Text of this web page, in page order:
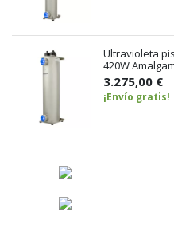
Ultravioleta
420W
3.275,00 €
¡Envío gratis!